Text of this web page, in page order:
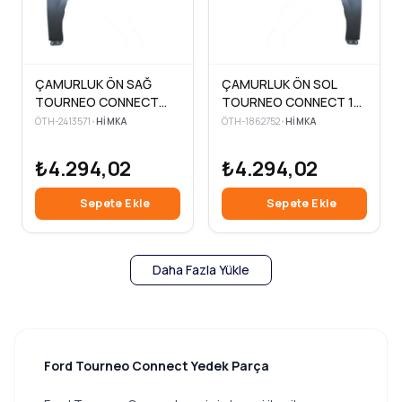
ÇAMURLUK ÖN SAĞ
TOURNEO CONNECT
14>18
ÖTH-2413571 •HIMKA
₺4.294,02
Sepete Ekle
ÇAMURLUK ÖN SOL
TOURNEO CONNECT 14
--> 18
ÖTH-1862752•HIMKA
₺4.294,02
Sepete Ekle
Daha Fazla Yükle
Ford Tourneo Connect Yedek Parça